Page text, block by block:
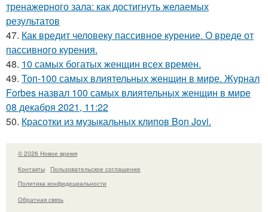
тренажерного зала: как достигнуть желаемых
результатов
47. Как вредит человеку пассивное курение. О вреде от
пассивного курения.
48. 10 самых богатых женщин всех времен.
49. Топ-100 самых влиятельных женщин в мире. Журнал
Forbes назвал 100 самых влиятельных женщин в мире
08 декабря 2021, 11:22
50. Красотки из музыкальных клипов Bon Jovi.
© 2026 Новое время
Контакты
Пользовательское соглашение
Политика конфидециальности
Обратная связь